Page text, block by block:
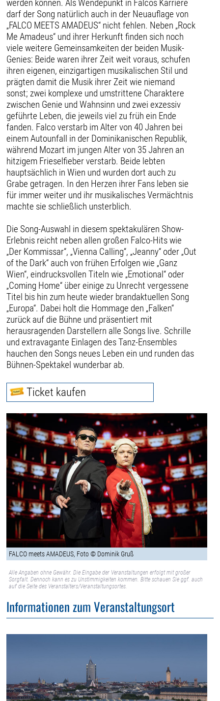
werden können. Als Wendepunkt in Falcos Karriere
darf der Song natürlich auch in der Neuauflage von
„FALCO MEETS AMADEUS“ nicht fehlen. Neben „Rock
Me Amadeus“ und ihrer Herkunft finden sich noch
viele weitere Gemeinsamkeiten der beiden Musik-
Genies: Beide waren ihrer Zeit weit voraus, schufen
ihren eigenen, einzigartigen musikalischen Stil und
prägten damit die Musik ihrer Zeit wie niemand
sonst; zwei komplexe und umstrittene Charaktere
zwischen Genie und Wahnsinn und zwei exzessiv
geführte Leben, die jeweils viel zu früh ein Ende
fanden. Falco verstarb im Alter von 40 Jahren bei
einem Autounfall in der Dominikanischen Republik,
während Mozart im jungen Alter von 35 Jahren an
hitzigem Frieselfieber verstarb. Beide lebten
hauptsächlich in Wien und wurden dort auch zu
Grabe getragen. In den Herzen ihrer Fans leben sie
für immer weiter und ihr musikalisches Vermächtnis
machte sie schließlich unsterblich.
Die Song-Auswahl in diesem spektakulären Show-
Erlebnis reicht neben allen großen Falco-Hits wie
„Der Kommissar“, „Vienna Calling“, „Jeanny“ oder „Out
of the Dark“ auch von frühen Erfolgen wie „Ganz
Wien“, eindrucksvollen Titeln wie „Emotional“ oder
„Coming Home“ über einige zu Unrecht vergessene
Titel bis hin zum heute wieder brandaktuellen Song
„Europa“. Dabei holt die Hommage den „Falken“
zurück auf die Bühne und präsentiert mit
herausragenden Darstellern alle Songs live. Schrille
und extravagante Einlagen des Tanz-Ensembles
hauchen den Songs neues Leben ein und runden das
Bühnen-Spektakel wunderbar ab.
Ticket kaufen
FALCO meets AMADEUS, Foto © Dominik Gruß
Alle Angaben ohne Gewähr. Die Eingabe der Veranstaltungen erfolgt mit großer
Sorgfalt. Dennoch kann es zu Unstimmigkeiten kommen. Bitte schauen Sie ggf. auch
auf die Seite des Veranstalters/Veranstaltungsortes.
Informationen zum Veranstaltungsort